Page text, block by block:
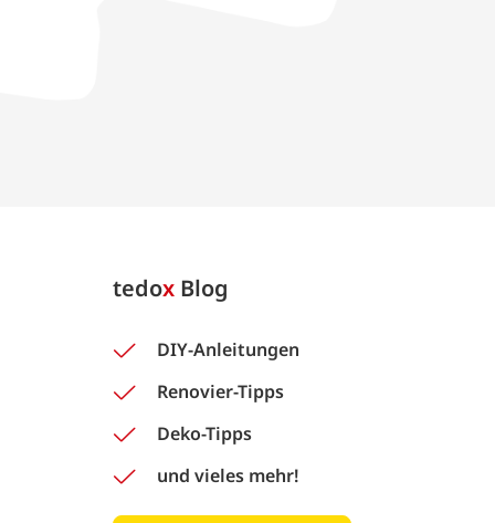
tedox Blog
DIY-Anleitungen
Renovier-Tipps
Deko-Tipps
und vieles mehr!